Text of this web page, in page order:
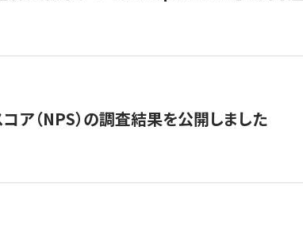
ア（NPS）の調査結果を公開しました